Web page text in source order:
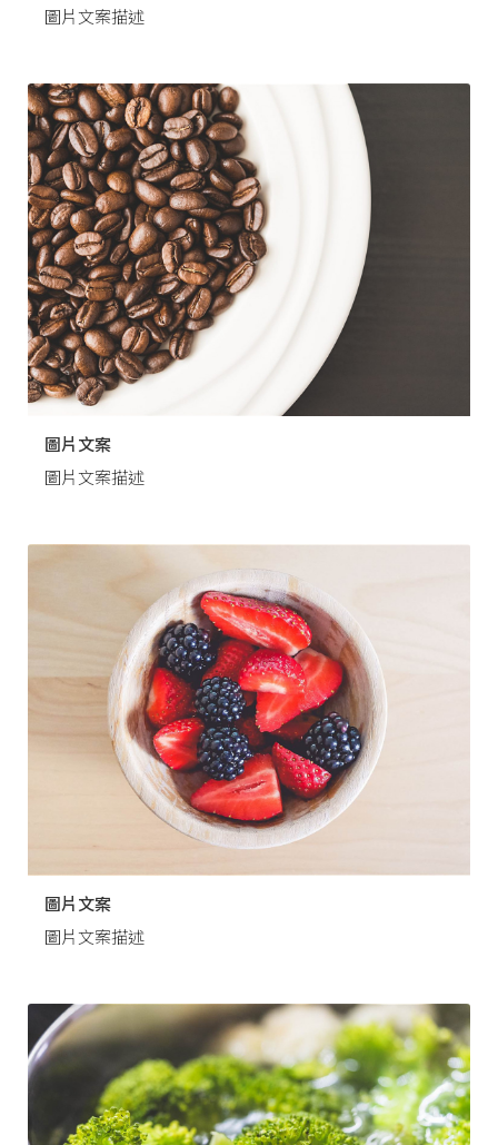
圖片文案描述
圖片文案
圖片文案描述
圖片文案
圖片文案描述